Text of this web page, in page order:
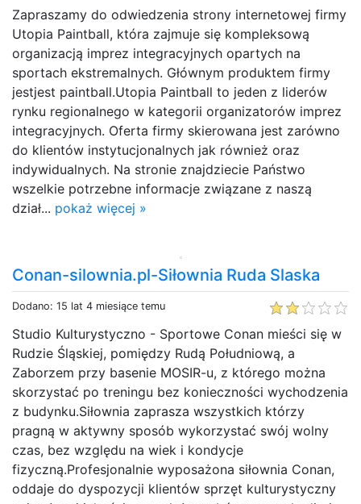
Zapraszamy do odwiedzenia strony internetowej firmy
Utopia Paintball, która zajmuje się kompleksową
organizacją imprez integracyjnych opartych na
sportach ekstremalnych. Głównym produktem firmy
jestjest paintball.Utopia Paintball to jeden z liderów
rynku regionalnego w kategorii organizatorów imprez
integracyjnych. Oferta firmy skierowana jest zarówno
do klientów instytucjonalnych jak również oraz
indywidualnych. Na stronie znajdziecie Państwo
wszelkie potrzebne informacje związane z naszą
dział... pokaż więcej »
Conan-silownia.pl-Siłownia Ruda Slaska
Dodano: 15 lat 4 miesiące temu
Studio Kulturystyczno - Sportowe Conan mieści się w
Rudzie Śląskiej, pomiędzy Rudą Południową, a
Zaborzem przy basenie MOSIR-u, z którego można
skorzystać po treningu bez konieczności wychodzenia
z budynku.Siłownia zaprasza wszystkich którzy
pragną w aktywny sposób wykorzystać swój wolny
czas, bez względu na wiek i kondycje
fizyczną.Profesjonalnie wyposażona siłownia Conan,
oddaje do dyspozycji klientów sprzęt kulturystyczny